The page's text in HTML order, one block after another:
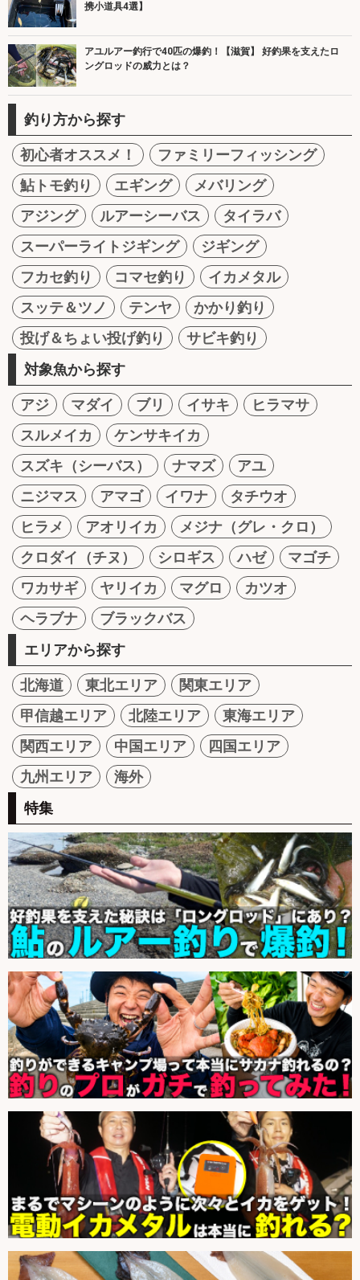
携小道具4選】
アユルアー釣行で40匹の爆釣！【滋賀】 好釣果を支えたロ
ングロッドの威力とは？
釣り方から探す
初心者オススメ！
ファミリーフィッシング
鮎トモ釣り
エギング
メバリング
アジング
ルアーシーバス
タイラバ
スーパーライトジギング
ジギング
フカセ釣り
コマセ釣り
イカメタル
スッテ＆ツノ
テンヤ
かかり釣り
投げ＆ちょい投げ釣り
サビキ釣り
対象魚から探す
アジ マダイ ブリ イサキ
ヒラマサ
スルメイカ
ケンサキイカ
スズキ（シーバス）
ナマズ
アユ
ニジマス
アマゴ イワナ
タチウオ
ヒラメ
アオリイカ
メジナ（グレ・クロ）
クロダイ（チヌ）
シロギス ハゼ
マゴチ
ワカサギ
ヤリイカ マグロ
カツオ
ヘラブナ
ブラックバス
エリアから探す
北海道 東北エリア
関東エリア
甲信越エリア
北陸エリア
東海エリア
関西エリア
中国エリア
四国エリア
九州エリア
海外
特集